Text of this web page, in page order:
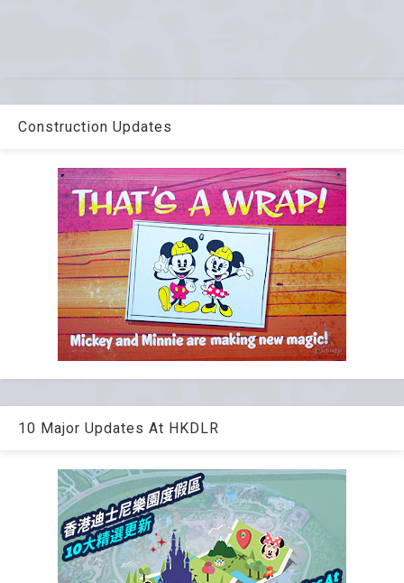
Construction Updates
10 Major Updates At HKDLR